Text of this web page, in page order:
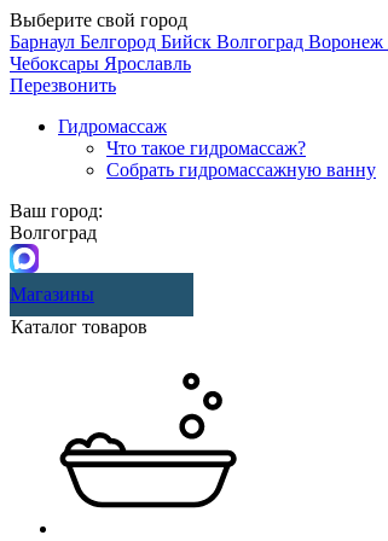
Выберите свой город
Барнаул Белгород Бийск Волгоград Воронеж
Чебоксары Ярославль
Перезвонить
Гидромассаж
Что такое гидромассаж?
Собрать гидромассажную ванну
Ваш город:
Волгоград
Магазины
Каталог товаров